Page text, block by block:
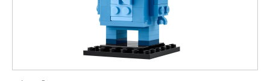
ou exibi-la com orgulho em seus quartos
Mais para colecionar – A figura montável pode ser
jogada ou exibida com outros conjuntos da linha LEGO®
BrickHeadz™ (vendidos separadamente), que inclui mais
personagens Disney